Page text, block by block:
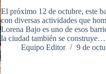
El próximo 12 de octubre, este
con diversas actividades que
Lorena Bajo es uno de esos
la ciudad también se construye…
Equipo Editor
9 de